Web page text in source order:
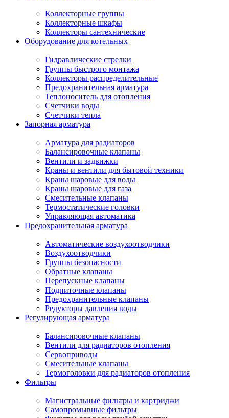
Коллекторные группы
Коллекторные шкафы
Коллекторы сантехнические
Оборудование для котельных
Гидравлические стрелки
Группы быстрого монтажа
Коллекторы распределительные
Предохранительная арматура
Теплоноситель для отопления
Счетчики воды
Счетчики тепла
Запорная арматура
Арматура для радиаторов
Балансировочные клапаны
Вентили и задвижки
Краны и вентили для бытовой техники
Краны шаровые для воды
Краны шаровые для газа
Смесительные клапаны
Термостатические головки
Управляющая автоматика
Предохранительная арматура
Автоматические воздухоотводчики
Воздухоотводчики
Группы безопасности
Обратные клапаны
Перепускные клапаны
Подпиточные клапаны
Предохранительные клапаны
Редукторы давления воды
Регулирующая арматура
Балансировочные клапаны
Вентили для радиаторов отопления
Сервоприводы
Смесительные клапаны
Термоголовки для радиаторов отопления
Фильтры
Магистральные фильтры и картриджи
Самопромывные фильтры